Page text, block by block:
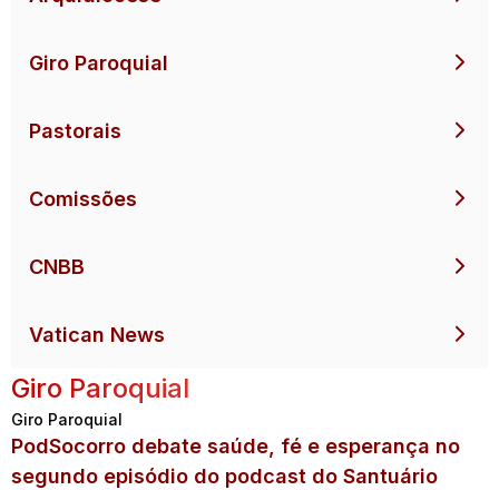
Giro Paroquial
Pastorais
Comissões
CNBB
Vatican News
Giro Paroquial
Giro Paroquial
PodSocorro debate saúde, fé e esperança no
segundo episódio do podcast do Santuário